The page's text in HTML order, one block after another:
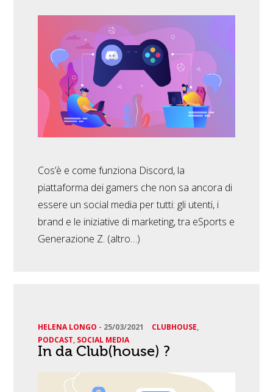
Cos’è e come funziona Discord, la
piattaforma dei gamers che non sa ancora di
essere un social media per tutti: gli utenti, i
brand e le iniziative di marketing, tra eSports e
Generazione Z. (altro…)
HELENA LONGO - 25/03/2021 CLUBHOUSE,
PODCAST, SOCIAL MEDIA
In da Club(house) ?